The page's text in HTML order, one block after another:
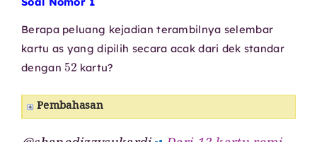
Berapa peluang kejadian terambilnya selembar
kartu as yang dipilih secara acak dari dek standar
dengan
52
kartu?
Pembahasan